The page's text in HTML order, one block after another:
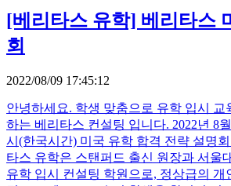
[베리타스 유학] 베리타스
회
2022/08/09 17:45:12
안녕하세요. 학생 맞춤으로 유학 입시 교
하는 베리타스 컨설팅 입니다. 2022년 8
시(한국시간) 미국 유학 합격 전략 설명회
타스 유학은 스탠퍼드 출신 원장과 서울
유학 입시 컨설팅 학원으로, 정상급의 개